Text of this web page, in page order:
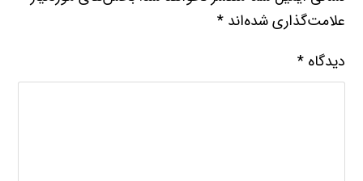
علامت‌گذاری شده‌اند*
دیدگاه*